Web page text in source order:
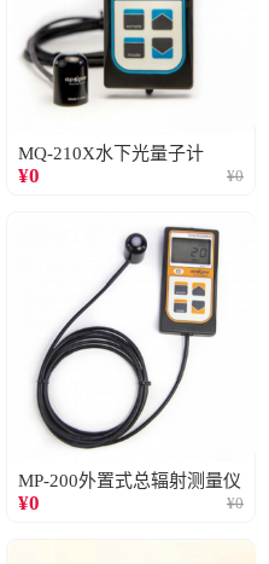
MQ-210X水下光量子计
¥0 ¥0
MP-200外置式总辐射测量仪
¥0 ¥0